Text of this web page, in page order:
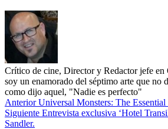
Crítico de cine, Director y Redactor jefe
soy un enamorado del séptimo arte que no
como dijo aquel, "Nadie es perfecto"
AnteriorUniversal Monsters: The
Siguiente Entrevista exclusiva ‘Hotel
Sandler.